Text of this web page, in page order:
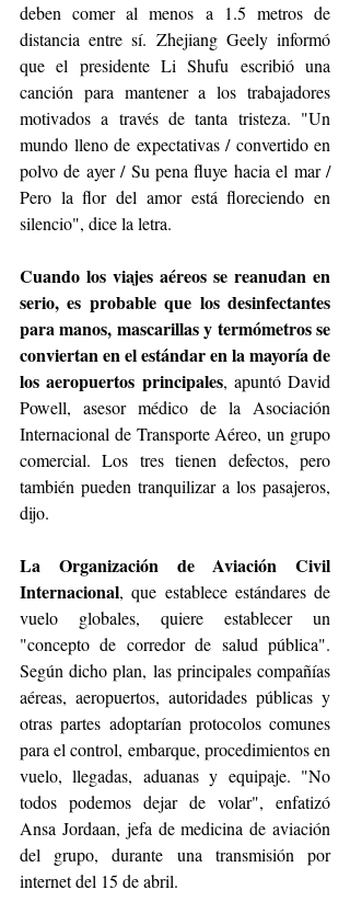
deben comer al menos a 1.5 metros de
distancia entre sí. Zhejiang Geely informó
que el presidente Li Shufu escribió una
canción para mantener a los trabajadores
motivados a través de tanta tristeza. "Un
mundo lleno de expectativas / convertido en
polvo de ayer / Su pena fluye hacia el mar /
Pero la flor del amor está floreciendo en
silencio", dice la letra.
Cuando los viajes aéreos se reanudan en
serio, es probable que los desinfectantes
para manos, mascarillas y termómetros se
conviertan en el estándar en la mayoría de
los aeropuertos principales, apuntó David
Powell, asesor médico de la Asociación
Internacional de Transporte Aéreo, un grupo
comercial. Los tres tienen defectos, pero
también pueden tranquilizar a los pasajeros,
dijo.
La Organización de Aviación Civil
Internacional, que establece estándares de
vuelo globales, quiere establecer un
"concepto de corredor de salud pública".
Según dicho plan, las principales compañías
aéreas, aeropuertos, autoridades públicas y
otras partes adoptarían protocolos comunes
para el control, embarque, procedimientos en
vuelo, llegadas, aduanas y equipaje. "No
todos podemos dejar de volar", enfatizó
Ansa Jordaan, jefa de medicina de aviación
del grupo, durante una transmisión por
internet del 15 de abril.